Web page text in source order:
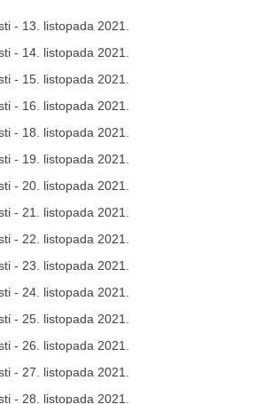
- 13. listopada 2021.
- 14. listopada 2021.
- 15. listopada 2021.
- 16. listopada 2021.
- 18. listopada 2021.
- 19. listopada 2021.
- 20. listopada 2021.
- 21. listopada 2021.
- 22. listopada 2021.
- 23. listopada 2021.
- 24. listopada 2021.
- 25. listopada 2021.
- 26. listopada 2021.
- 27. listopada 2021.
- 28. listopada 2021.